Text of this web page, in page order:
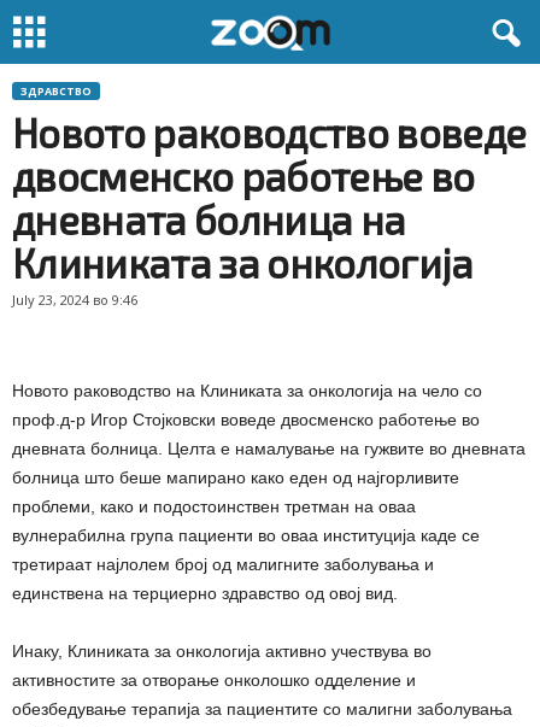
ЗДРАВСТВО
Новото раководство воведе
двосменско работење во
дневната болница на
Клиниката за онкологија
July 23, 2024 во 9:46
Новото раководство на Клиниката за онкологија на чело со
проф.д-р Игор Стојковски воведе двосменско работење во
дневната болница. Целта е намалување на гужвите во дневната
болница што беше мапирано како еден од најгорливите
проблеми, како и подостоинствен третман на оваа
вулнерабилна група пациенти во оваа институција каде се
третираат најлолем број од малигните заболувања и
единствена на терциерно здравство од овој вид.
Инаку, Клиниката за онкологија активно учествува во
активностите за отворање онколошко одделение и
обезбедување терапија за пациентите со малигни заболувања